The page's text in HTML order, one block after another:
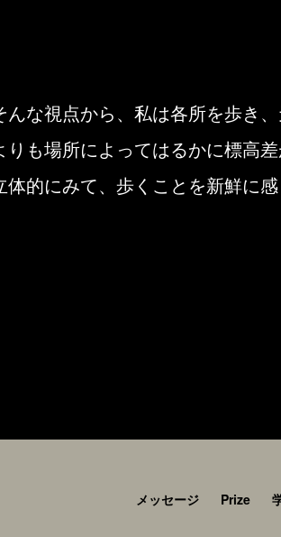
んな視点から、私は各所を歩き
も場所によってはるかに標高
的にみて、歩くことを新鮮に
メッセージ Prize